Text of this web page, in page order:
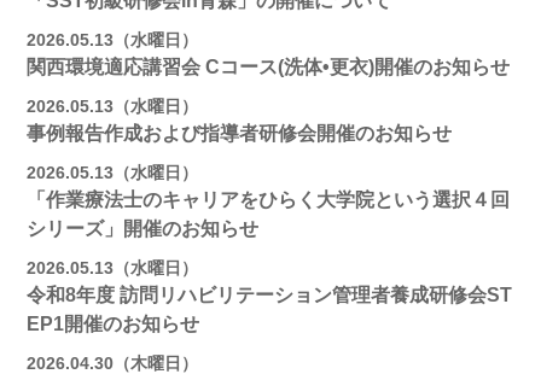
2026.05.13（水曜日）
関西環境適応講習会 Cコース(洗体•更衣)開催のお知らせ
2026.05.13（水曜日）
事例報告作成および指導者研修会開催のお知らせ
2026.05.13（水曜日）
「作業療法士のキャリアをひらく大学院という選択４回
シリーズ」開催のお知らせ
2026.05.13（水曜日）
令和8年度 訪問リハビリテーション管理者養成研修会ST
EP1開催のお知らせ
2026.04.30（木曜日）